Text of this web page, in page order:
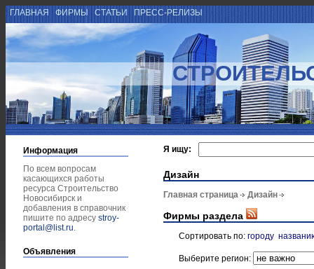
ГЛАВНАЯ ФИРМЫ СТАТЬИ ПРЕСС-РЕЛИЗЫ
Информация
По всем вопросам
касающихся работы
ресурса Строительство
Новосибирск и
добавления в справочник
пишите по адресу stroy-
portal@list.ru.
Объявления
Я ищу:
Дизайн
Главная страница Дизайн
Фирмы раздела
Сортировать по: городу
Выберите регион: